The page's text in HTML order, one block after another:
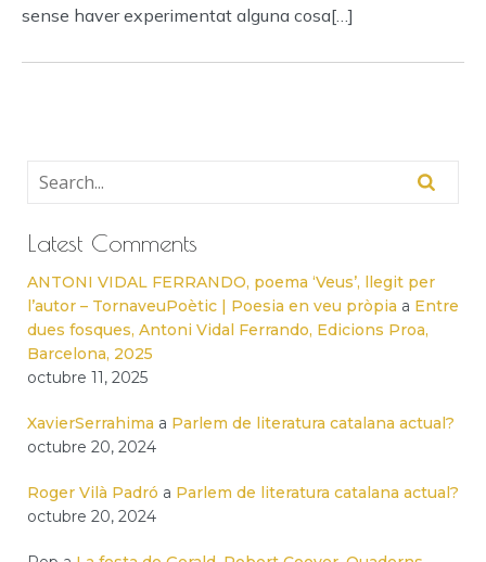
sense haver experimentat alguna cosa[…]
Latest Comments
ANTONI VIDAL FERRANDO, poema ‘Veus’, llegit per
l’autor – TornaveuPoètic | Poesia en veu pròpia a Entre
dues fosques, Antoni Vidal Ferrando, Edicions Proa,
Barcelona, 2025
octubre 11, 2025
XavierSerrahima a Parlem de literatura catalana actual?
octubre 20, 2024
Roger Vilà Padró a Parlem de literatura catalana actual?
octubre 20, 2024